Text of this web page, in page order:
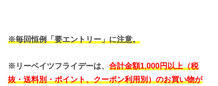
※毎回恒例「要エントリー」に注意。
※リーベイツフライデーは、合計金額1,000円以上（税
抜・送料別・ポイント、クーポン利用別）のお買い物が